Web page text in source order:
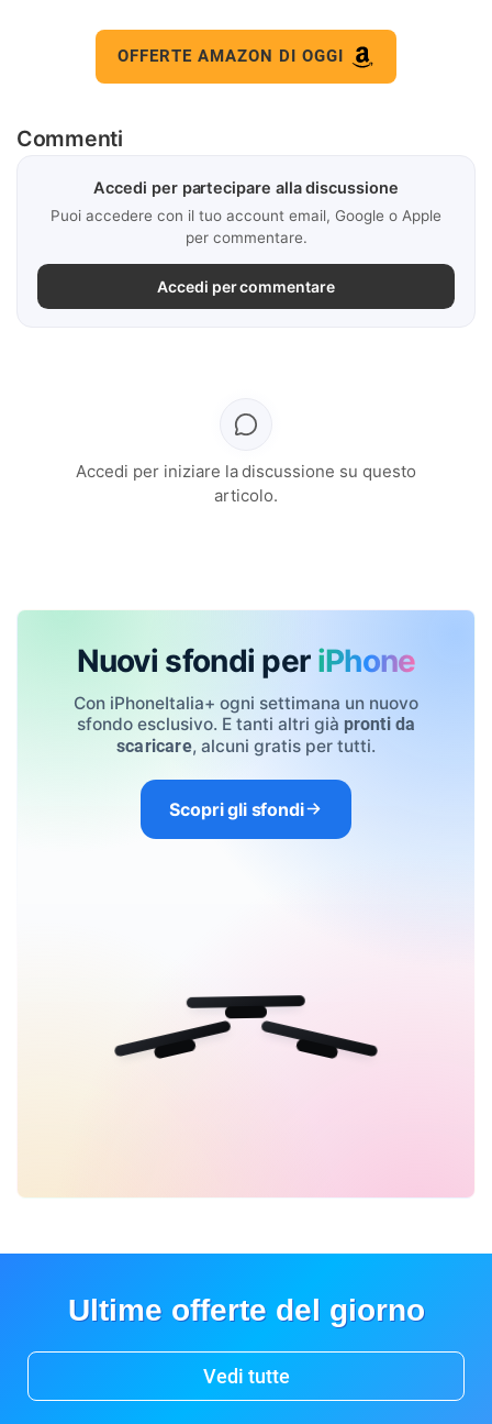
OFFERTE AMAZON DI OGGI
Commenti
Accedi per partecipare alla discussione
Puoi accedere con il tuo account email, Google o Apple
per commentare.
Accedi per commentare
Accedi per iniziare la discussione su questo
articolo.
Nuovi sfondi per iPhone
Con iPhoneItalia+ ogni settimana un nuovo
sfondo esclusivo. E tanti altri già pronti da
scaricare, alcuni gratis per tutti.
Scopri gli sfondi
Ultime offerte del giorno
Vedi tutte